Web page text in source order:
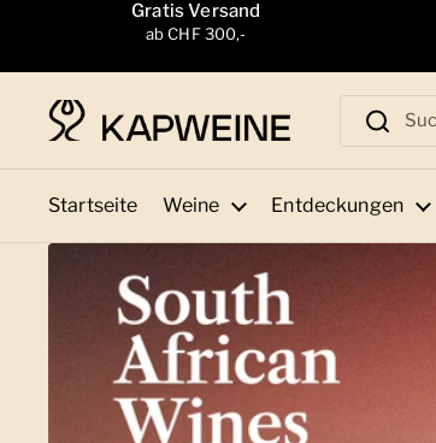
Zum Inhalt springenGratis Versand
ab CHF 300,-
Startseite Weine Entdeckungen